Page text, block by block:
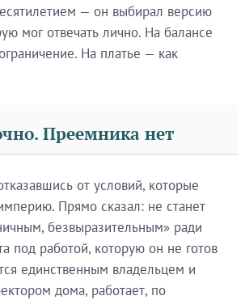
— он выбирал версию
мог отвечать лично. На балансе
На платье — как
Преемника нет
от условий, которые
Прямо сказал: не станет
безвыразительным» ради
под работой, которую он не готов
единственным владельцем и
дома, работает, по